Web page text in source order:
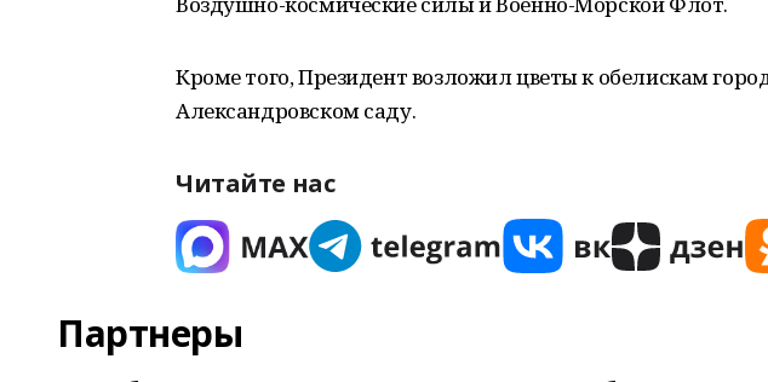
Кроме того, Президент возложил цветы к обелискам
Александровском саду.
Читайте нас
Партнеры